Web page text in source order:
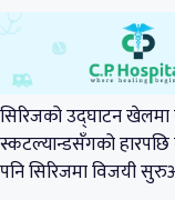
सिरिजको उद्घाटन
स्कटल्यान्डसँगको
पनि सिरिजमा विजयी